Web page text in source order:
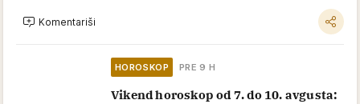
Komentariši
HOROSKOP PRE 9 H
Vikend horoskop od 7. do 10. avgusta: